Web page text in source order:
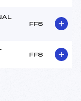
FFS
FFS